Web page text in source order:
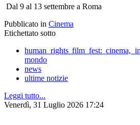
Dal 9 al 13 settembre a Roma
Pubblicato in Cinema
Etichettato sotto
human rights film fest: cinema,
mondo
news
ultime notizie
Leggi tutto...
Venerdì, 31 Luglio 2026 17:24